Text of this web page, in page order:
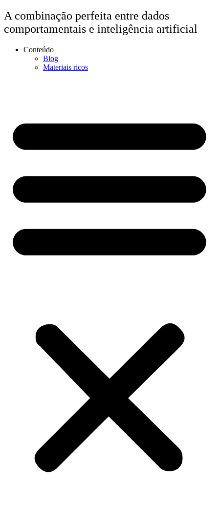
A combinação perfeita entre dados
comportamentais e inteligência artificial
Conteúdo
Blog
Materiais ricos